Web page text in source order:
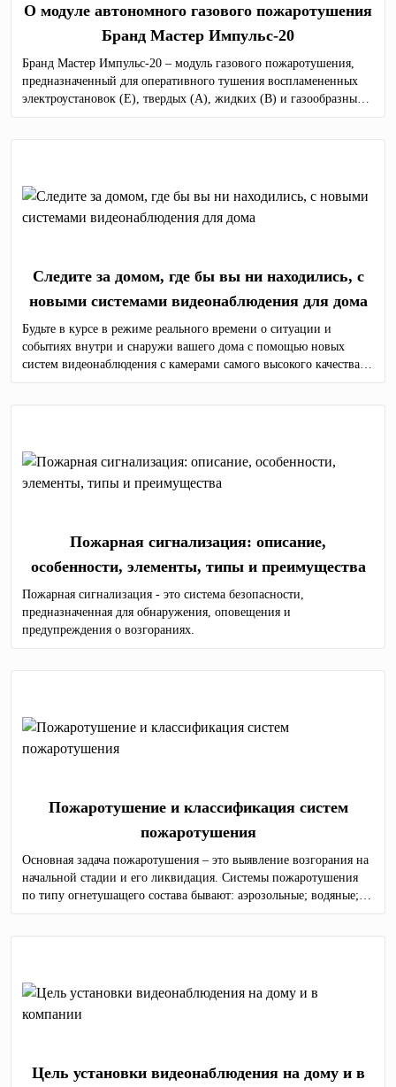
О модуле автономного газового пожаротушения
Бранд Мастер Импульс-20
Бранд Мастер Импульс-20 – модуль газового пожаротушения,
предназначенный для оперативного тушения воспламененных
электроустановок (Е), твердых (А), жидких (В) и газообразных
(С) горючих веществ по всему объему защищаемого объекта.
Следите за домом, где бы вы ни находились, с
новыми системами видеонаблюдения для дома
Будьте в курсе в режиме реального времени о ситуации и
событиях внутри и снаружи вашего дома с помощью новых
систем видеонаблюдения с камерами самого высокого качества.
Мы предоставляем услуги по продаже и монтажу оборудования
Пожарная сигнализация: описание,
особенности, элементы, типы и преимущества
Пожарная сигнализация - это система безопасности,
предназначенная для обнаружения, оповещения и
предупреждения о возгораниях.
Пожаротушение и классификация систем
пожаротушения
Основная задача пожаротушения – это выявление возгорания на
начальной стадии и его ликвидация. Системы пожаротушения
по типу огнетушащего состава бывают: аэрозольные; водяные;
порошковые; газовые; пенные.
Цель установки видеонаблюдения на дому и в